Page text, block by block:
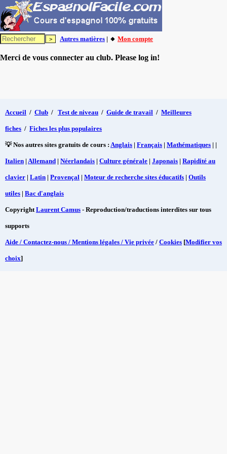
Autres matières | 🔸 Mon compte
Merci de vous connecter au club. Please log in!
Accueil / Club / Test de niveau / Guide de travail / Meilleures
fiches / Fiches les plus populaires
💡 Nos autres sites gratuits de cours : Anglais | Français | Mathématiques | |
Italien | Allemand | Néerlandais | Culture générale | Japonais | Rapidité au
clavier | Latin | Provençal | Moteur de recherche sites éducatifs | Outils
utiles | Bac d'anglais
CopyrightLaurent Camus - Reproduction/traductions interdites sur tous
supports
Aide / Contactez-nous / Mentions légales / Vie privée / Cookies [Modifier vos
choix]